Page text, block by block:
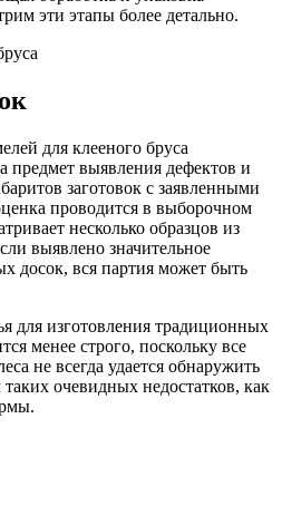
эти этапы более детально.
для клееного бруса
предмет выявления дефектов и
заготовок с заявленными
проводится в выборочном
несколько образцов из
выявлено значительное
досок, вся партия может быть
для изготовления традиционных
менее строго, поскольку все
не всегда удается обнаружить
очевидных недостатков, как